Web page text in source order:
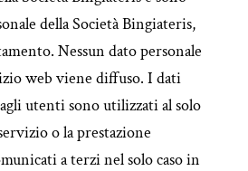
della Società Bingiateris,
Nessun dato personale
web viene diffuso. I dati
utenti sono utilizzati al solo
o la prestazione
a terzi nel solo caso in